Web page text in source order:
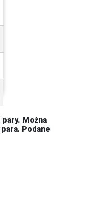
Można
Podane